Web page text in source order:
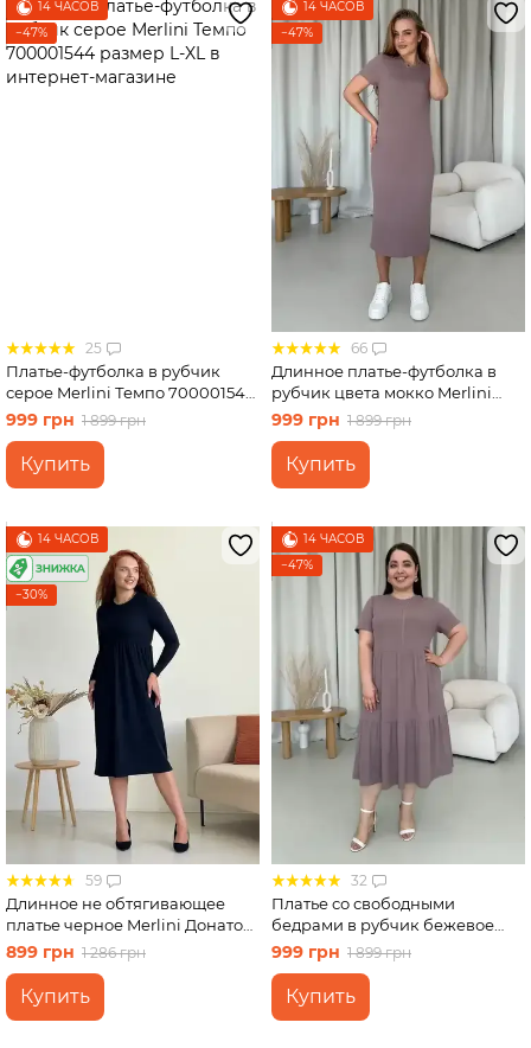
14 ЧАСОВ
−47%
25
Платье-футболка в рубчик
серое Merlini Темпо 700001544
размер L-XL
999 грн 1 899 грн
Купить
14 ЧАСОВ
−47%
66
Длинное платье-футболка в
рубчик цвета мокко Merlini
Кассо 700000124 размер 46-48
999 грн 1 899 грн
Купить
14 ЧАСОВ
−30%
59
Длинное не обтягивающее
платье черное Merlini Донато
700001381 размер 46-48 (L-XL)
899 грн 1 286 грн
Купить
14 ЧАСОВ
−47%
32
Платье со свободными
бедрами в рубчик бежевое
Merlini Реджо 700001582
размер 4XL-5XL
999 грн 1 899 грн
Купить